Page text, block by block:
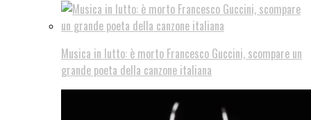
Musica in lutto: è morto Francesco Guccini, scompare un
grande poeta della canzone italiana